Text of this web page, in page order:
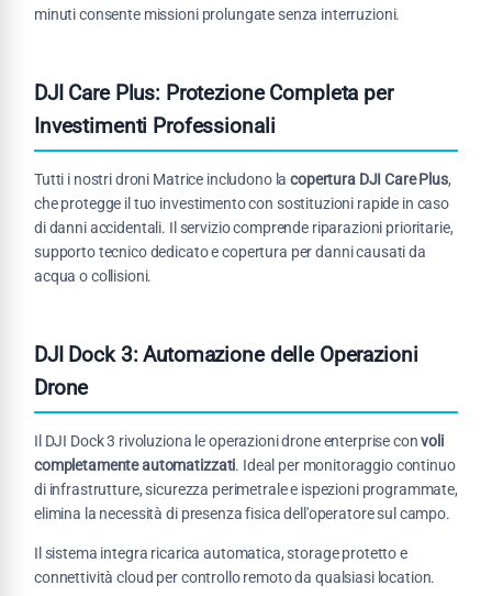
minuti consente missioni prolungate senza interruzioni.
DJI Care Plus: Protezione Completa per
Investimenti Professionali
Tutti i nostri droni Matrice includono lacopertura DJI Care Plus,
che protegge il tuo investimento con sostituzioni rapide in caso
di danni accidentali. Il servizio comprende riparazioni prioritarie,
supporto tecnico dedicato e copertura per danni causati da
acqua o collisioni.
DJI Dock 3: Automazione delle Operazioni
Drone
Il DJI Dock 3 rivoluziona le operazioni drone enterprise convoli
completamente automatizzati. Ideal per monitoraggio continuo
di infrastrutture, sicurezza perimetrale e ispezioni programmate,
elimina la necessità di presenza fisica dell'operatore sul campo.
Il sistema integra ricarica automatica, storage protetto e
connettività cloud per controllo remoto da qualsiasi location.